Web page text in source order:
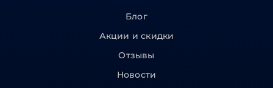
Блог
Акции и скидки
Отзывы
Новости